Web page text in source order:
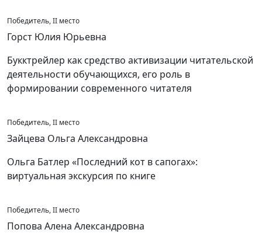
Победитель, II место
Горст Юлия Юрьевна
Букктрейлер как средство активизации читательской
деятельности обучающихся, его роль в
формировании современного читателя
Победитель, II место
Зайцева Ольга Александровна
Ольга Батлер «Последний кот в сапогах»:
виртуальная экскурсия по книге
Победитель, II место
Попова Алена Александровна